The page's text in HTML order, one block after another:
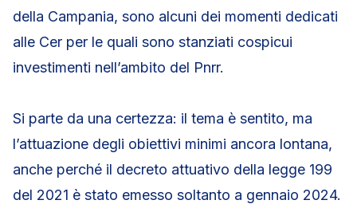
della Campania, sono alcuni dei momenti dedicati
alle Cer per le quali sono stanziati cospicui
investimenti nell’ambito del Pnrr.
Si parte da una certezza: il tema è sentito, ma
l’attuazione degli obiettivi minimi ancora lontana,
anche perché il decreto attuativo della legge 199
del 2021 è stato emesso soltanto a gennaio 2024.